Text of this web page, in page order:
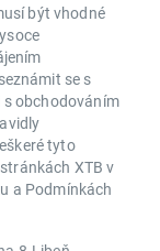
být vhodné
se s
obchodováním
tyto
XTB v
a Podmínkách